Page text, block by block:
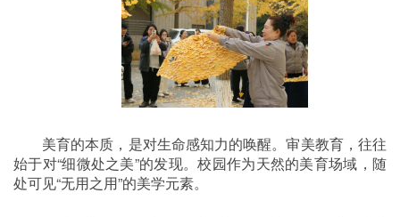
美育的本质，是对生命感知力的唤醒。审美教育，往往
始于对“细微处之美”的发现。校园作为天然的美育场域，随
处可见“无用之用”的美学元素。